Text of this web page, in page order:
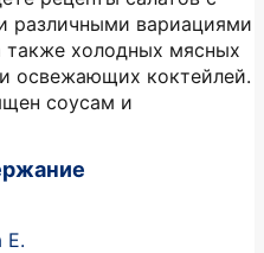
различными вариациями
также холодных мясных
освежающих коктейлей.
соусам и
Е.